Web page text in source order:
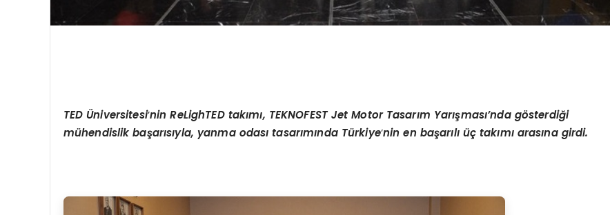
TEDÜniversitesi’nin ReLighTED takımı, TEKNOFEST Jet Motor Tasarım Yarışması’nda gösterdiği
mühendislik başarısıyla, yanma odası tasarımında Türkiye’nin en başarılı üç takımı arasına girdi.